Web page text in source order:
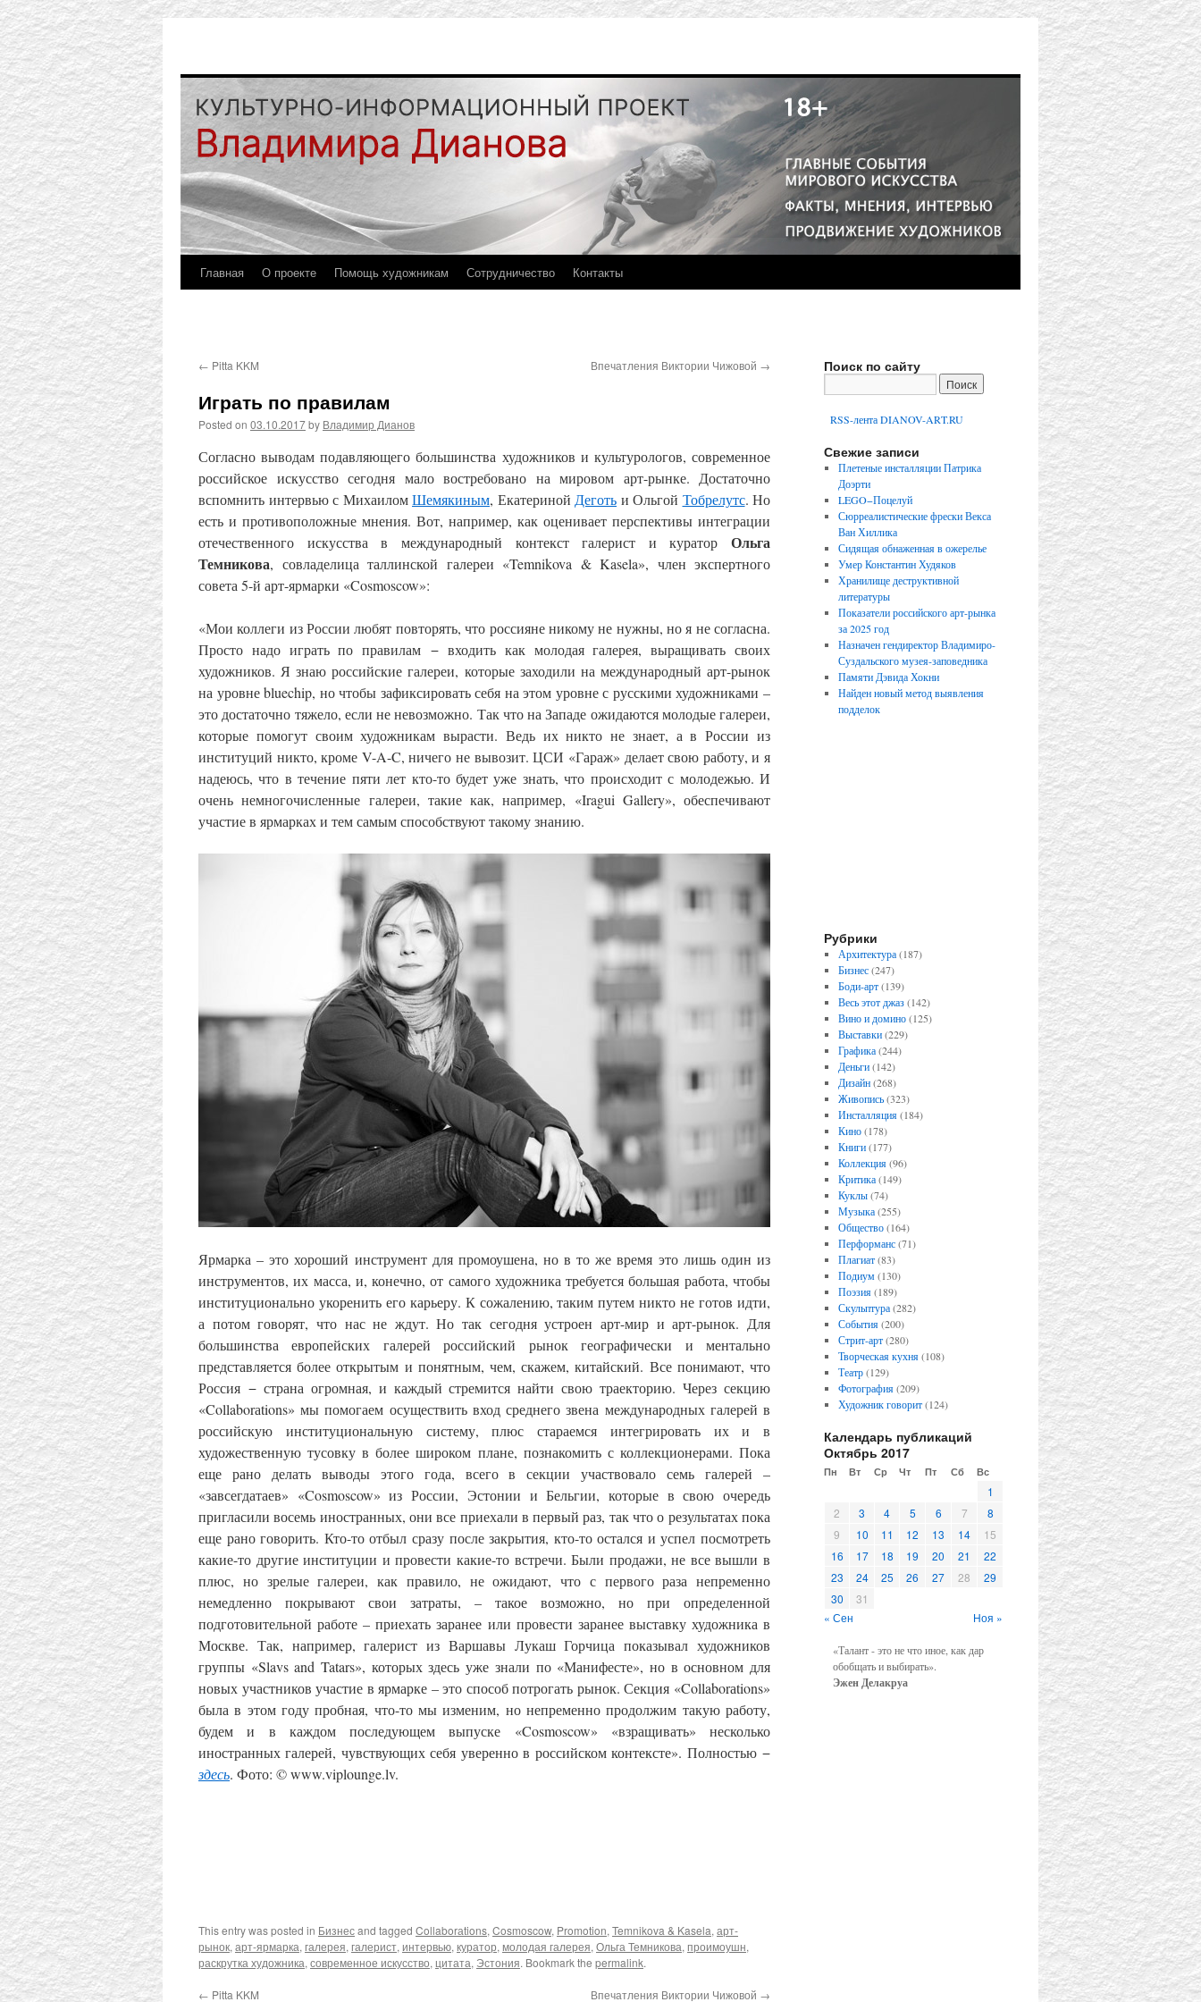
Главная О проекте Помощь художникам Сотрудничество Контакты
← Pitta KKM Впечатления Виктории Чижовой →
Играть по правилам
Posted on 03.10.2017by Владимир Дианов
Согласно выводам подавляющего большинства художников и культурологов, современное
российское искусство сегодня мало востребовано на мировом арт-рынке. Достаточно
вспомнить интервью с МихаиломШемякиным, Екатериной Деготь и Ольгой Тобрелутс. Но
есть и противоположные мнения. Вот, например, как оценивает перспективы интеграции
отечественного искусства в международный контекст галерист и куратор Ольга
Темникова, совладелица таллинской галереи «Temnikova & Kasela», член экспертного
совета 5-й арт-ярмарки «Cosmoscow»:
«Мои коллеги из России любят повторять, что россияне никому не нужны, но я не согласна.
Просто надо играть по правилам − входить как молодая галерея, выращивать своих
художников. Я знаю российские галереи, которые заходили на международный арт-рынок
на уровне bluechip, но чтобы зафиксировать себя на этом уровне с русскими художниками –
это достаточно тяжело, если не невозможно. Так что на Западе ожидаются молодые галереи,
которые помогут своим художникам вырасти. Ведь их никто не знает, а в России из
институций никто, кроме V-A-C, ничего не вывозит. ЦСИ «Гараж» делает свою работу, и я
надеюсь, что в течение пяти лет кто-то будет уже знать, что происходит с молодежью. И
очень немногочисленные галереи, такие как, например, «Iragui Gallery», обеспечивают
участие в ярмарках и тем самым способствуют такому знанию.
Ярмарка – это хороший инструмент для промоушена, но в то же время это лишь один из
инструментов, их масса, и, конечно, от самого художника требуется большая работа, чтобы
институционально укоренить его карьеру. К сожалению, таким путем никто не готов идти,
а потом говорят, что нас не ждут. Но так сегодня устроен арт-мир и арт-рынок. Для
большинства европейских галерей российский рынок географически и ментально
представляется более открытым и понятным, чем, скажем, китайский. Все понимают, что
Россия − страна огромная, и каждый стремится найти свою траекторию. Через секцию
«Collaborаtions» мы помогаем осуществить вход среднего звена международных галерей в
российскую институциональную систему, плюс стараемся интегрировать их и в
художественную тусовку в более широком плане, познакомить с коллекционерами. Пока
еще рано делать выводы этого года, всего в секции участвовало семь галерей –
«завсегдатаев» «Cosmoscow» из России, Эстонии и Бельгии, которые в свою очередь
пригласили восемь иностранных, они все приехали в первый раз, так что о результатах пока
еще рано говорить. Кто-то отбыл сразу после закрытия, кто-то остался и успел посмотреть
какие-то другие институции и провести какие-то встречи. Были продажи, не все вышли в
плюс, но зрелые галереи, как правило, не ожидают, что с первого раза непременно
немедленно покрывают свои затраты, – такое возможно, но при определенной
подготовительной работе – приехать заранее или провести заранее выставку художника в
Москве. Так, например, галерист из Варшавы Лукаш Горчица показывал художников
группы «Slavs and Tatars», которых здесь уже знали по «Манифесте», но в основном для
новых участников участие в ярмарке – это способ потрогать рынок. Секция «Collaborаtions»
была в этом году пробная, что-то мы изменим, но непременно продолжим такую работу,
будем и в каждом последующем выпуске «Cosmoscow» «взращивать» несколько
иностранных галерей, чувствующих себя уверенно в российском контексте». Полностью −
здесь. Фото: © www.viplounge.lv.
This entry was posted in Бизнесand tagged Collaborаtions, Cosmoscow, Promotion, Temnikova & Kasela, арт-
рынок, арт-ярмарка, галерея, галерист, интервью, куратор, молодая галерея, Ольга Темникова, проимоушн,
раскрутка художника, современное искусство, цитата, Эстония. Bookmark the permalink.
← Pitta KKM Впечатления Виктории Чижовой →
Поиск по сайту
RSS-лента DIANOV-ART.RU
Свежие записи
Плетеные инсталляции Патрика
Доэрти
LEGO−Поцелуй
Сюрреалистические фрески Векса
Ван Хиллика
Сидящая обнаженная в ожерелье
Умер Константин Худяков
Хранилище деструктивной
литературы
Показатели российского арт-рынка
за 2025 год
Назначен гендиректор Владимиро-
Суздальского музея-заповедника
Памяти Дэвида Хокни
Найден новый метод выявления
подделок
Рубрики
Архитектура(187)
Бизнес(247)
Боди-арт(139)
Весь этот джаз(142)
Вино и домино(125)
Выставки(229)
Графика(244)
Деньги(142)
Дизайн(268)
Живопись(323)
Инсталляция(184)
Кино(178)
Книги(177)
Коллекция(96)
Критика(149)
Куклы(74)
Музыка(255)
Общество(164)
Перформанс(71)
Плагиат(83)
Подиум(130)
Поэзия(189)
Скульптура(282)
События(200)
Стрит-арт(280)
Творческая кухня(108)
Театр(129)
Фотография(209)
Художник говорит(124)
Календарь публикаций
Октябрь 2017
Пн Вт Ср Чт Пт Сб Вс
« Сен Ноя »
1
2
3 4 5 6 7
8
9
10 11 12 13 14
15
16
17 18 19 20 21
22
23
24 25 26 27 28
29
30
31
«Талант - это не что иное, как дар
обобщать и выбирать».
Эжен Делакруа